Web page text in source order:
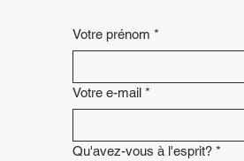
Votre prénom *
Votre e-mail *
Qu'avez-vous à l'esprit? *